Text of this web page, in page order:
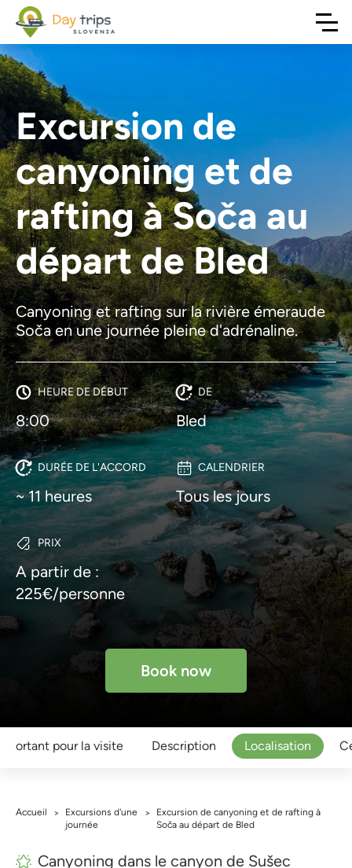
Excursion de
canyoning et de
rafting à Soča au
départ de Bled
Canyoning et rafting sur la rivière émeraude
Soča en une journée pleine d'adrénaline.
HEURE DE DÉBUT
8:00
DE
Bled
DURÉE DE L'ACCORD
~ 11 heures
CALENDRIER
Tous les jours
PRIX
A partir de :
225€/personne
Book now
pour la visite Description Localisation
Accueil >
Excursions d'une
journée
>
Excursion de canyoning et de rafting à
Soča au départ de Bled
Canyoning dans le canyon de Sušec